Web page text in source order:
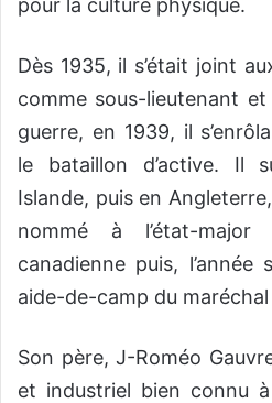
Dès 1935, il s’était joint
comme sous-lieutenant
guerre, en 1939, il
le bataillon d’active. Il
Islande, puis en
nommé à l’état-
canadienne puis,
aide-de-camp du
Son père, J-Roméo
et industriel bien connu à